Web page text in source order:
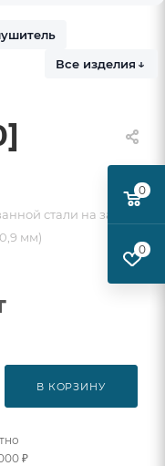
Все изделия ↓
стали на заказ
мм)
В КОРЗИНУ
₽
0
0